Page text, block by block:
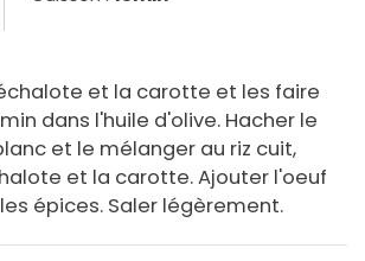
et la carotte et les faire
dans l'huile d'olive. Hacher le
et le mélanger au riz cuit,
et la carotte. Ajouter l'oeuf
épices. Saler légèrement.